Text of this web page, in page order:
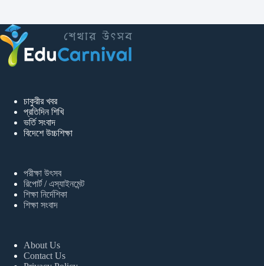
চাকুরীর খবর
প্রতিদিন শিখি
ভর্তি সংবাদ
বিদেশে উচ্চশিক্ষা
পরীক্ষা উৎসব
রিপোর্ট / এস্যাইনমেন্ট
শিক্ষা নির্দেশিকা
শিক্ষা সংবাদ
About Us
Contact Us